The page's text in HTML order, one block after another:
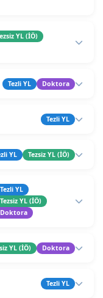
YL (İÖ)
Tezli YL Doktora
Tezli YL
YL Tezsiz YL (İÖ)
Tezli YL
Tezsiz YL (İÖ)
Doktora
YL (İÖ) Doktora
Tezli YL